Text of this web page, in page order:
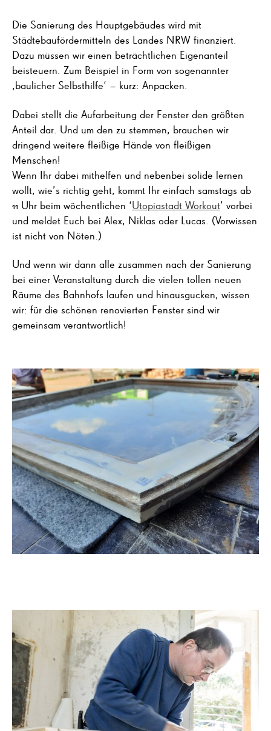
Die Sanierung des Hauptgebäudes wird mit
Städtebaufördermitteln des Landes NRW finanziert.
Dazu müssen wir einen beträchtlichen Eigenanteil
beisteuern. Zum Beispiel in Form von sogenannter
‚baulicher Selbsthilfe‘ – kurz: Anpacken.
Dabei stellt die Aufarbeitung der Fenster den größten
Anteil dar. Und um den zu stemmen, brauchen wir
dringend weitere fleißige Hände von fleißigen
Menschen!
Wenn Ihr dabei mithelfen und nebenbei solide lernen
wollt, wie’s richtig geht, kommt Ihr einfach samstags ab
11 Uhr beim wöchentlichen ‘Utopiastadt Workout’ vorbei
und meldet Euch bei Alex, Niklas oder Lucas. (Vorwissen
ist nicht von Nöten.)
Und wenn wir dann alle zusammen nach der Sanierung
bei einer Veranstaltung durch die vielen tollen neuen
Räume des Bahnhofs laufen und hinausgucken, wissen
wir: für die schönen renovierten Fenster sind wir
gemeinsam verantwortlich!